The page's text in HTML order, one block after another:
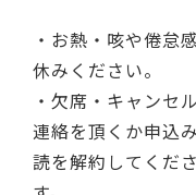
・お熱・咳や倦怠
休みください。
・欠席・キャンセ
連絡を頂くか申込
読を解約してくだ